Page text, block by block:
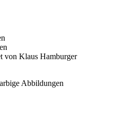
von Klaus Hamburger
Abbildungen